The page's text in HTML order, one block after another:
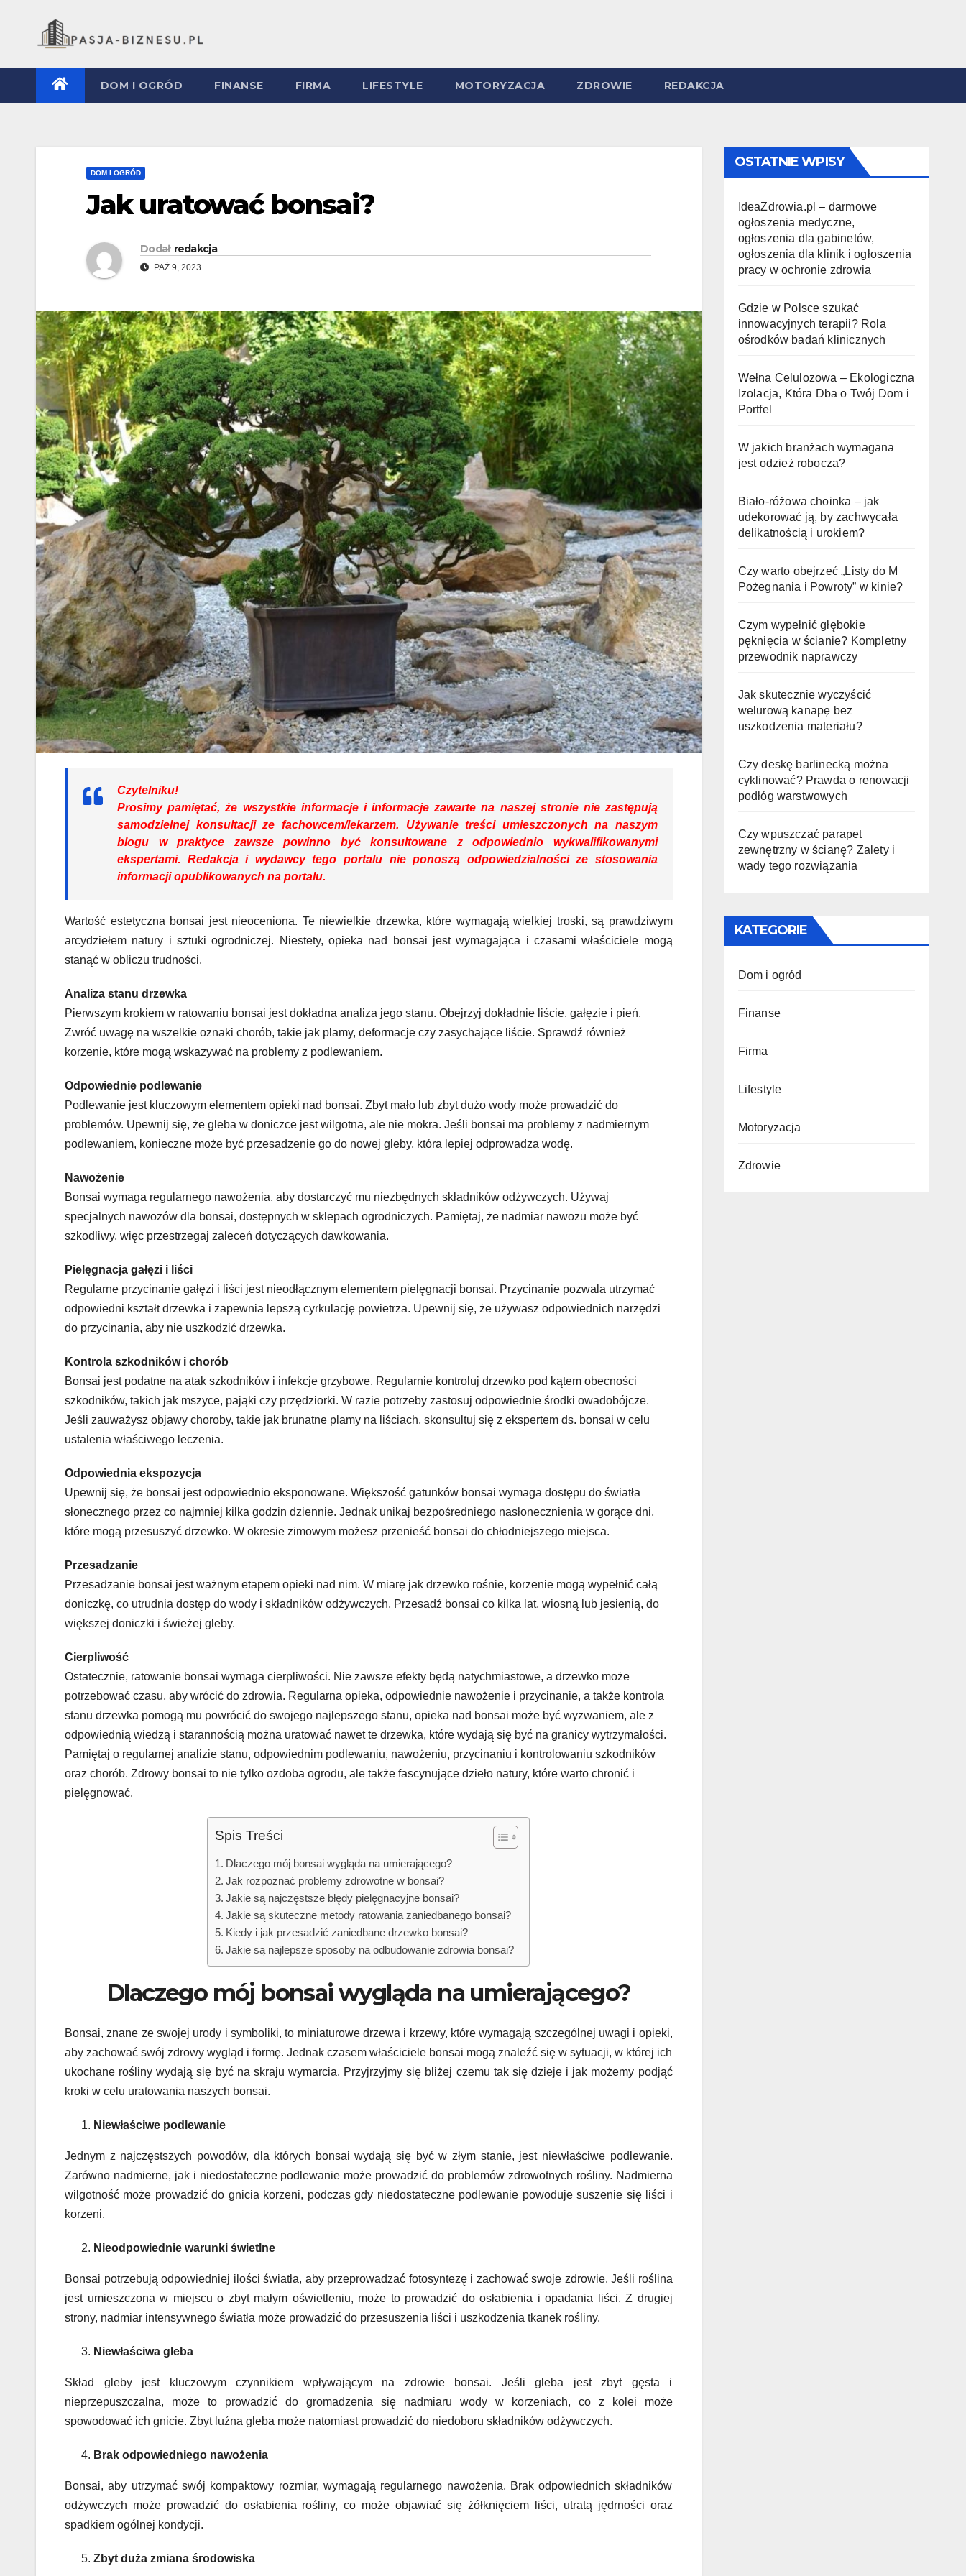
DOM I OGRÓD FINANSE FIRMA LIFESTYLE MOTORYZACJA ZDROWIE REDAKCJA
DOM I OGRÓD
Jak uratować bonsai?
Dodał redakcja
PAŹ 9, 2023
Czytelniku!
Prosimy pamiętać, że wszystkie informacje i informacje zawarte na naszej stronie nie zastępują
samodzielnej konsultacji ze fachowcem/lekarzem. Używanie treści umieszczonych na naszym
blogu w praktyce zawsze powinno być konsultowane z odpowiednio wykwalifikowanymi
ekspertami. Redakcja i wydawcy tego portalu nie ponoszą odpowiedzialności ze stosowania
informacji opublikowanych na portalu.
Wartość estetyczna bonsai jest nieoceniona. Te niewielkie drzewka, które wymagają wielkiej troski, są prawdziwym
arcydziełem natury i sztuki ogrodniczej. Niestety, opieka nad bonsai jest wymagająca i czasami właściciele mogą
stanąć w obliczu trudności.
Analiza stanu drzewka
Pierwszym krokiem w ratowaniu bonsai jest dokładna analiza jego stanu. Obejrzyj dokładnie liście, gałęzie i pień.
Zwróć uwagę na wszelkie oznaki chorób, takie jak plamy, deformacje czy zasychające liście. Sprawdź również
korzenie, które mogą wskazywać na problemy z podlewaniem.
Odpowiednie podlewanie
Podlewanie jest kluczowym elementem opieki nad bonsai. Zbyt mało lub zbyt dużo wody może prowadzić do
problemów. Upewnij się, że gleba w doniczce jest wilgotna, ale nie mokra. Jeśli bonsai ma problemy z nadmiernym
podlewaniem, konieczne może być przesadzenie go do nowej gleby, która lepiej odprowadza wodę.
Nawożenie
Bonsai wymaga regularnego nawożenia, aby dostarczyć mu niezbędnych składników odżywczych. Używaj
specjalnych nawozów dla bonsai, dostępnych w sklepach ogrodniczych. Pamiętaj, że nadmiar nawozu może być
szkodliwy, więc przestrzegaj zaleceń dotyczących dawkowania.
Pielęgnacja gałęzi i liści
Regularne przycinanie gałęzi i liści jest nieodłącznym elementem pielęgnacji bonsai. Przycinanie pozwala utrzymać
odpowiedni kształt drzewka i zapewnia lepszą cyrkulację powietrza. Upewnij się, że używasz odpowiednich narzędzi
do przycinania, aby nie uszkodzić drzewka.
Kontrola szkodników i chorób
Bonsai jest podatne na atak szkodników i infekcje grzybowe. Regularnie kontroluj drzewko pod kątem obecności
szkodników, takich jak mszyce, pająki czy przędziorki. W razie potrzeby zastosuj odpowiednie środki owadobójcze.
Jeśli zauważysz objawy choroby, takie jak brunatne plamy na liściach, skonsultuj się z ekspertem ds. bonsai w celu
ustalenia właściwego leczenia.
Odpowiednia ekspozycja
Upewnij się, że bonsai jest odpowiednio eksponowane. Większość gatunków bonsai wymaga dostępu do światła
słonecznego przez co najmniej kilka godzin dziennie. Jednak unikaj bezpośredniego nasłonecznienia w gorące dni,
które mogą przesuszyć drzewko. W okresie zimowym możesz przenieść bonsai do chłodniejszego miejsca.
Przesadzanie
Przesadzanie bonsai jest ważnym etapem opieki nad nim. W miarę jak drzewko rośnie, korzenie mogą wypełnić całą
doniczkę, co utrudnia dostęp do wody i składników odżywczych. Przesadź bonsai co kilka lat, wiosną lub jesienią, do
większej doniczki i świeżej gleby.
Cierpliwość
Ostatecznie, ratowanie bonsai wymaga cierpliwości. Nie zawsze efekty będą natychmiastowe, a drzewko może
potrzebować czasu, aby wrócić do zdrowia. Regularna opieka, odpowiednie nawożenie i przycinanie, a także kontrola
stanu drzewka pomogą mu powrócić do swojego najlepszego stanu, opieka nad bonsai może być wyzwaniem, ale z
odpowiednią wiedzą i starannością można uratować nawet te drzewka, które wydają się być na granicy wytrzymałości.
Pamiętaj o regularnej analizie stanu, odpowiednim podlewaniu, nawożeniu, przycinaniu i kontrolowaniu szkodników
oraz chorób. Zdrowy bonsai to nie tylko ozdoba ogrodu, ale także fascynujące dzieło natury, które warto chronić i
pielęgnować.
Spis Treści
Dlaczego mój bonsai wygląda na umierającego?
Jak rozpoznać problemy zdrowotne w bonsai?
Jakie są najczęstsze błędy pielęgnacyjne bonsai?
Jakie są skuteczne metody ratowania zaniedbanego bonsai?
Kiedy i jak przesadzić zaniedbane drzewko bonsai?
Jakie są najlepsze sposoby na odbudowanie zdrowia bonsai?
Dlaczego mój bonsai wygląda na umierającego?
Bonsai, znane ze swojej urody i symboliki, to miniaturowe drzewa i krzewy, które wymagają szczególnej uwagi i opieki,
aby zachować swój zdrowy wygląd i formę. Jednak czasem właściciele bonsai mogą znaleźć się w sytuacji, w której ich
ukochane rośliny wydają się być na skraju wymarcia. Przyjrzyjmy się bliżej czemu tak się dzieje i jak możemy podjąć
kroki w celu uratowania naszych bonsai.
Niewłaściwe podlewanie
Jednym z najczęstszych powodów, dla których bonsai wydają się być w złym stanie, jest niewłaściwe podlewanie.
Zarówno nadmierne, jak i niedostateczne podlewanie może prowadzić do problemów zdrowotnych rośliny. Nadmierna
wilgotność może prowadzić do gnicia korzeni, podczas gdy niedostateczne podlewanie powoduje suszenie się liści i
korzeni.
Nieodpowiednie warunki świetlne
Bonsai potrzebują odpowiedniej ilości światła, aby przeprowadzać fotosyntezę i zachować swoje zdrowie. Jeśli roślina
jest umieszczona w miejscu o zbyt małym oświetleniu, może to prowadzić do osłabienia i opadania liści. Z drugiej
strony, nadmiar intensywnego światła może prowadzić do przesuszenia liści i uszkodzenia tkanek rośliny.
Niewłaściwa gleba
Skład gleby jest kluczowym czynnikiem wpływającym na zdrowie bonsai. Jeśli gleba jest zbyt gęsta i
nieprzepuszczalna, może to prowadzić do gromadzenia się nadmiaru wody w korzeniach, co z kolei może
spowodować ich gnicie. Zbyt luźna gleba może natomiast prowadzić do niedoboru składników odżywczych.
Brak odpowiedniego nawożenia
Bonsai, aby utrzymać swój kompaktowy rozmiar, wymagają regularnego nawożenia. Brak odpowiednich składników
odżywczych może prowadzić do osłabienia rośliny, co może objawiać się żółknięciem liści, utratą jędrności oraz
spadkiem ogólnej kondycji.
Zbyt duża zmiana środowiska
OSTATNIE WPISY
IdeaZdrowia.pl – darmowe
ogłoszenia medyczne,
ogłoszenia dla gabinetów,
ogłoszenia dla klinik i ogłoszenia
pracy w ochronie zdrowia
Gdzie w Polsce szukać
innowacyjnych terapii? Rola
ośrodków badań klinicznych
Wełna Celulozowa – Ekologiczna
Izolacja, Która Dba o Twój Dom i
Portfel
W jakich branżach wymagana
jest odzież robocza?
Biało-różowa choinka – jak
udekorować ją, by zachwycała
delikatnością i urokiem?
Czy warto obejrzeć „Listy do M
Pożegnania i Powroty” w kinie?
Czym wypełnić głębokie
pęknięcia w ścianie? Kompletny
przewodnik naprawczy
Jak skutecznie wyczyścić
welurową kanapę bez
uszkodzenia materiału?
Czy deskę barlinecką można
cyklinować? Prawda o renowacji
podłóg warstwowych
Czy wpuszczać parapet
zewnętrzny w ścianę? Zalety i
wady tego rozwiązania
KATEGORIE
Dom i ogród
Finanse
Firma
Lifestyle
Motoryzacja
Zdrowie